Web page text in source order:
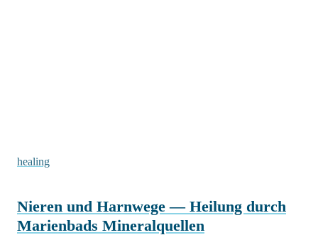
healing
Nieren und Harnwege — Heilung durch
Marienbads Mineralquellen